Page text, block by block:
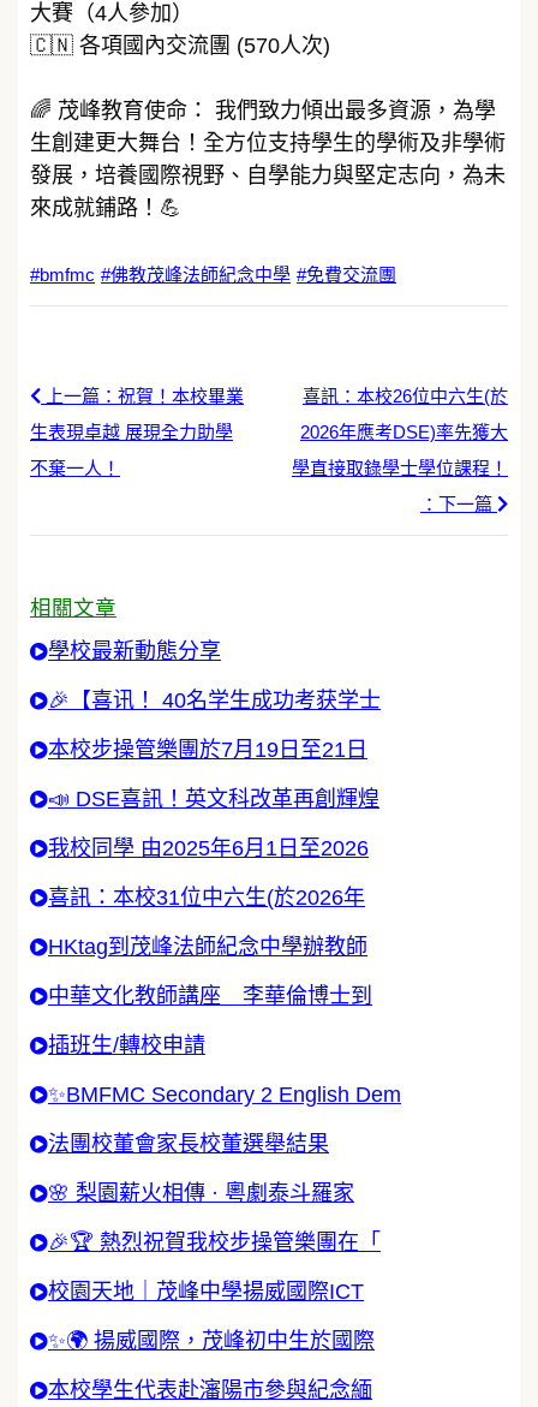
大賽（4人參加）
🇨🇳 各項國內交流團 (570人次)
🌈 茂峰教育使命： 我們致力傾出最多資源，為學
生創建更大舞台！全方位支持學生的學術及非學術
發展，培養國際視野、自學能力與堅定志向，為未
來成就鋪路！💪
#bmfmc #佛教茂峰法師紀念中學 #免費交流團
上一篇：祝賀！本校畢業
生表現卓越 展現全力助學
不棄一人！
喜訊：本校26位中六生(於
2026年應考DSE)率先獲大
學直接取錄學士學位課程！
：下一篇
相關文章
學校最新動態分享
🎉【喜讯！ 40名学生成功考获学士
本校步操管樂團於7月19日至21日
📣 DSE喜訊！英文科改革再創輝煌
我校同學 由2025年6月1日至2026
喜訊：本校31位中六生(於2026年
HKtag到茂峰法師紀念中學辦教師
中華文化教師講座 李華倫博士到
插班生/轉校申請
✨BMFMC Secondary 2 English Dem
法團校董會家長校董選舉結果
🌸 梨園薪火相傳 · 粵劇泰斗羅家
🎉🏆 熱烈祝賀我校步操管樂團在「
校園天地｜茂峰中學揚威國際ICT
✨🌍 揚威國際，茂峰初中生於國際
本校學生代表赴瀋陽市參與紀念緬